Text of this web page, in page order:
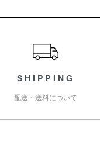
SHIPPING
配送・送料について